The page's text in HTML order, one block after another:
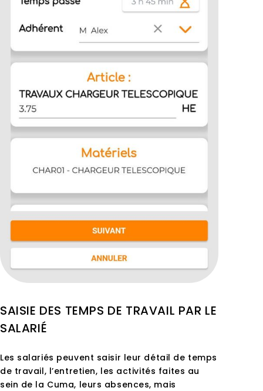
SAISIE DES TEMPS DE TRAVAIL PAR LE
SALARIÉ
Les salariés peuvent saisir leur détail de temps
de travail, l’entretien, les activités faites au
sein de la Cuma, leurs absences, mais